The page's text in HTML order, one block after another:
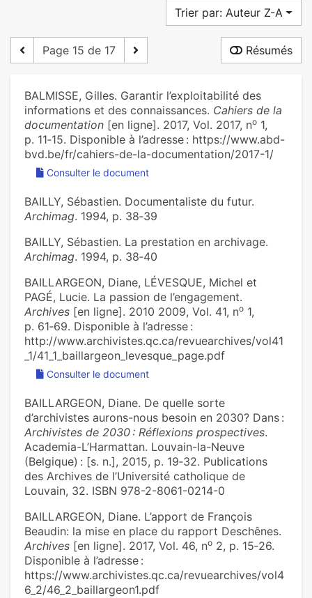
Trier par: Auteur Z-A
Page 15 de 17 Résumés
BALMISSE, Gilles. Garantir l’exploitabilité des
informations et des connaissances. Cahiers de la
documentation [en ligne]. 2017, Vol. 2017, no 1,
p. 11‑15. Disponible à l’adresse : https://www.abd-
bvd.be/fr/cahiers-de-la-documentation/2017-1/
Consulter le document
BAILLY, Sébastien. Documentaliste du futur.
Archimag. 1994, p. 38‑39
BAILLY, Sébastien. La prestation en archivage.
Archimag. 1994, p. 38‑40
BAILLARGEON, Diane, LÉVESQUE, Michel et
PAGÉ, Lucie. La passion de l’engagement.
Archives [en ligne]. 2010 2009, Vol. 41, no 1,
p. 61‑69. Disponible à l’adresse :
http://www.archivistes.qc.ca/revuearchives/vol41
_1/41_1_baillargeon_levesque_page.pdf
Consulter le document
BAILLARGEON, Diane. De quelle sorte
d’archivistes aurons-nous besoin en 2030? Dans :
Archivistes de 2030 : Réflexions prospectives.
Academia-L’Harmattan. Louvain-la-Neuve
(Belgique) : [s. n.], 2015, p. 19‑32. Publications
des Archives de l’Université catholique de
Louvain, 32. ISBN 978-2-8061-0214-0
BAILLARGEON, Diane. L’apport de François
Beaudin: la mise en place du rapport Deschênes.
Archives [en ligne]. 2017, Vol. 46, no 2, p. 15‑26.
Disponible à l’adresse :
https://www.archivistes.qc.ca/revuearchives/vol4
6_2/46_2_baillargeon1.pdf